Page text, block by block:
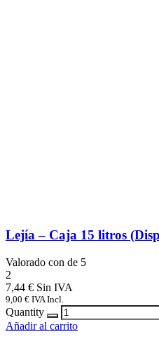
Lejía – Caja 15 litros
Valorado con de 5
2
7,44 €
9,00 € IVA Incl.
Quantity
Añadir al carrito